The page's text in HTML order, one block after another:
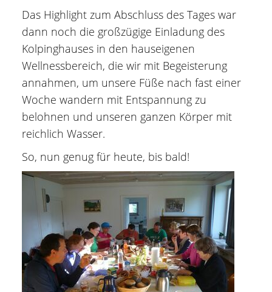
Das Highlight zum Abschluss des Tages war
dann noch die großzügige Einladung des
Kolpinghauses in den hauseigenen
Wellnessbereich, die wir mit Begeisterung
annahmen, um unsere Füße nach fast einer
Woche wandern mit Entspannung zu
belohnen und unseren ganzen Körper mit
reichlich Wasser.
So, nun genug für heute, bis bald!